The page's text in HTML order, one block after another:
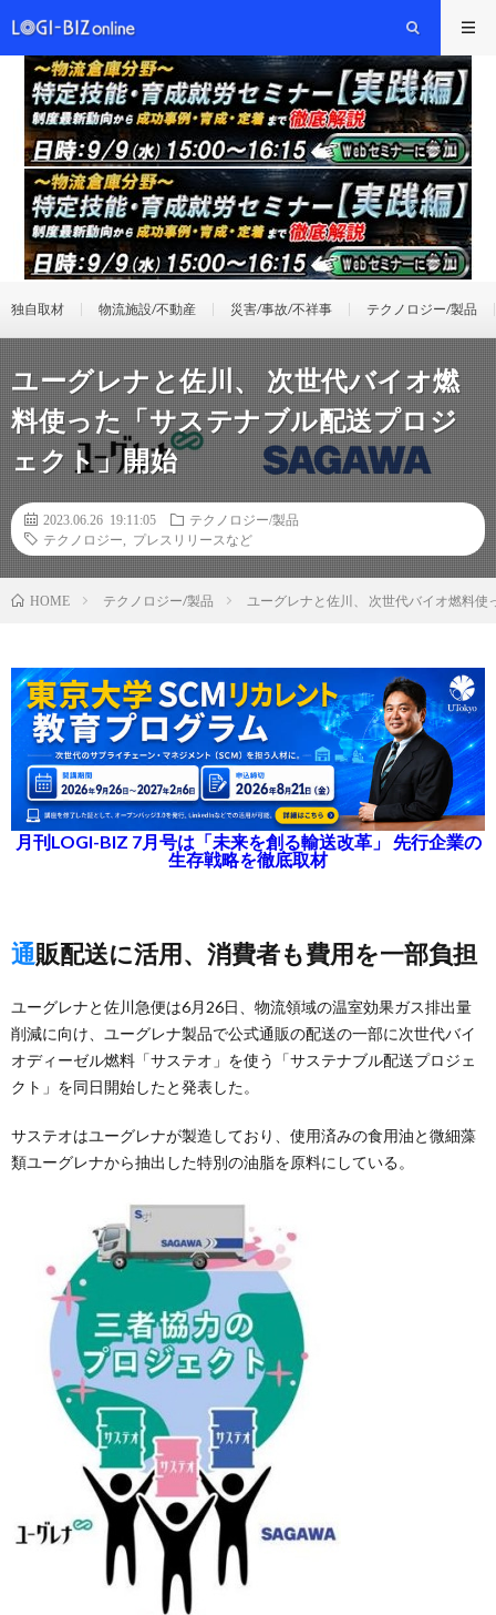
独自取材 物流施設/不動産 災害/事故/不祥事 テクノロジー/製品
ユーグレナと佐川、 次世代バイオ燃
料使った「サステナブル配送プロジ
ェクト」開始
2023.06.26 19:11:05
テクノロジー/製品
テクノロジー
プレスリリースなど
HOME テクノロジー/製品 ユーグレナと佐川、 次世代バイオ燃料
月刊LOGI-BIZ 7月号は「未来を創る輸送改革」 先行企業の
生存戦略を徹底取材
通販配送に活用、消費者も費用を一部負担
ユーグレナと佐川急便は6月26日、物流領域の温室効果ガス排出量
削減に向け、ユーグレナ製品で公式通販の配送の一部に次世代バイ
オディーゼル燃料「サステオ」を使う「サステナブル配送プロジェ
クト」を同日開始したと発表した。
サステオはユーグレナが製造しており、使用済みの食用油と微細藻
類ユーグレナから抽出した特別の油脂を原料にしている。